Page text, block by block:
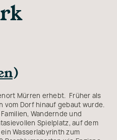
)
Mürren erhebt. Früher als
vom Dorf hinauf gebaut wurde.
Wandernde und
Spielplatz, auf dem
Wasserlabyrinth zum